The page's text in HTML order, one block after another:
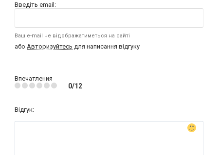
Введіть email:
Ваш e-mail не відображатиметься на сайті
або Авторизуйтесь для написання відгуку
Впечатления
0/12
Відгук: